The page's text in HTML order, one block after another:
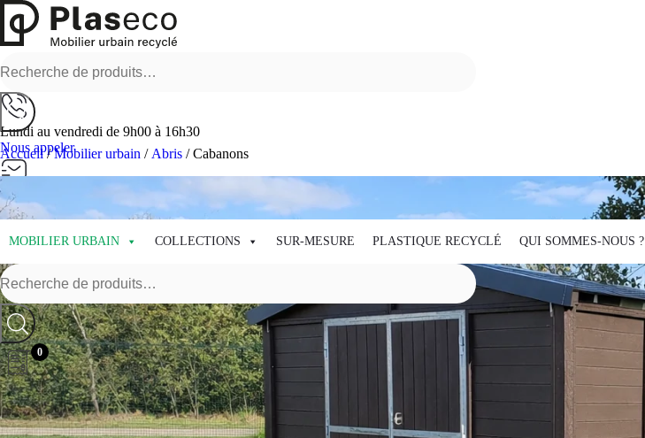
pour :
Lundi au vendredi de 9h00 à 16h30
Nous appeler
Nous écrire
Envoyer un message
MOBILIER URBAIN COLLECTIONS SUR-MESURE PLASTIQUE RECYCLÉ QUI SOMMES-NOUS ?
Recherche
pour :
0
Accueil/Mobilier urbain / Abris / Cabanons